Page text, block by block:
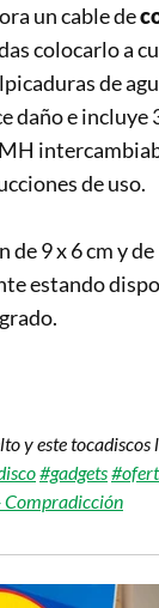
un cable de
colocarlo a
de
daño e incluye
de uso.
de 9 x 6 cm y
estando
y este
#gadgets